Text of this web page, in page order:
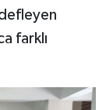
farklı